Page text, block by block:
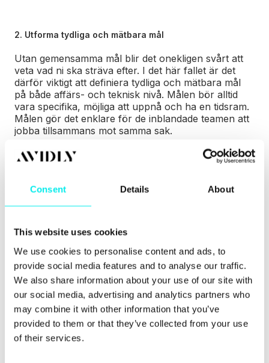
Consent Details About
This website uses cookies
We use cookies to personalise content and ads, to
provide social media features and to analyse our traffic.
We also share information about your use of our site with
our social media, advertising and analytics partners who
may combine it with other information that you’ve
provided to them or that they’ve collected from your use
of their services.
2. Utforma tydliga och mätbara mål
Utan gemensamma mål blir det onekligen svårt att
veta vad ni ska sträva efter. I det här fallet är det
därför viktigt att definiera tydliga och mätbara mål
på både affärs- och teknisk nivå. Målen bör alltid
vara specifika, möjliga att uppnå och ha en tidsram.
Målen gör det enklare för de inblandade teamen att
jobba tillsammans mot samma sak.
Hela syftet med en teknisk strategi är att den ska
möta företagets specifika behov och mål med hjälp
stor förståelse för vilka behoven faktiskt är, att ha
Förståelsen för affärsbehoven gör det enklare att ta
beslut om vilka tekniska lösningar och investeringar
som krävs och hur de bäst implementeras och
används för att göra mest nytta i företagets strävan
att nå sina mål.